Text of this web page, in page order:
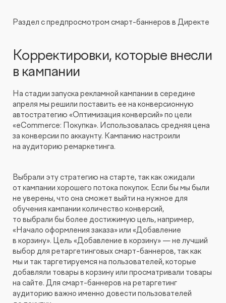
Раздел с предпросмотром смарт-баннеров в Директе
Корректировки, которые внесли
в кампании
На стадии запуска рекламной кампании в середине
апреля мы решили поставить ее на конверсионную
автостратегию «Оптимизация конверсий» по цели
«eCommerce: Покупка». Использовалась средняя цена
за конверсии по аккаунту. Кампанию настроили
на аудиторию ремаркетинга.
Выбрали эту стратегию на старте, так как ожидали
от кампании хорошего потока покупок. Если бы мы были
не уверены, что она сможет выйти на нужное для
обучения кампании количество конверсий,
то выбрали бы более достижимую цель, например,
«Начало оформления заказа» или «Добавление
в корзину». Цель «Добавление в корзину» — не лучший
выбор для ретаргетинговых смарт-баннеров, так как
мы и так таргетируемся на пользователей, которые
добавляли товары в корзину или просматривали товары
на сайте. Для смарт-баннеров на ретаргетинг
аудиторию важно именно довести пользователей